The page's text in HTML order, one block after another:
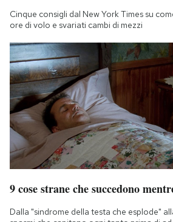
Cinque consigli dal New York Times su
ore di volo e svariati cambi di mezzi
9 cose strane che succedono
Dalla "sindrome della testa che esplode"